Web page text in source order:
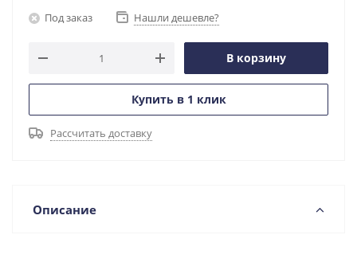
Под заказ Нашли дешевле?
В корзину
Купить в 1 клик
Рассчитать доставку
Описание